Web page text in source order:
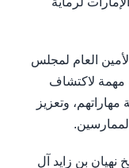
العام لمجلس
مهمة لاكتشاف
وتعزيز
نهيان بن زايد آل